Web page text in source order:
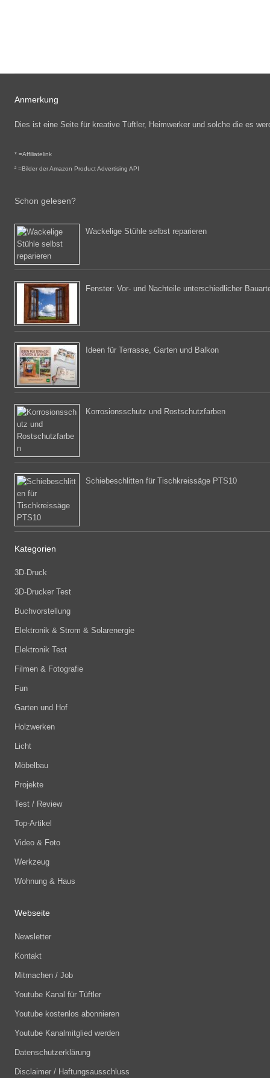
Anmerkung
Dies ist eine Seite für kreative Tüftler, Heimwerker und solche die es
* =Affiliatelink
² =Bilder der Amazon Product Advertising API
Schon gelesen?
Wackelige Stühle selbst reparieren
Fenster: Vor- und Nachteile unterschiedlicher
Ideen für Terrasse, Garten und Balkon
Korrosionsschutz und Rostschutzfarben
Schiebeschlitten für Tischkreissäge PTS10
Kategorien
3D-Druck
3D-Drucker Test
Buchvorstellung
Elektronik & Strom & Solarenergie
Elektronik Test
Filmen & Fotografie
Fun
Garten und Hof
Holzwerken
Licht
Möbelbau
Projekte
Test / Review
Top-Artikel
Video & Foto
Werkzeug
Wohnung & Haus
Webseite
Newsletter
Kontakt
Mitmachen / Job
Youtube Kanal für Tüftler
Youtube kostenlos abonnieren
Youtube Kanalmitglied werden
Datenschutzerklärung
Disclaimer / Haftungsausschluss